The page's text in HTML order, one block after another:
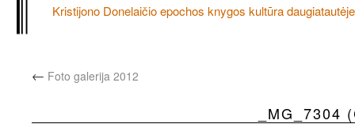
Kristijono Donelaičio epochos knygos kultūra
← Foto galerija 2012
_MG_7304